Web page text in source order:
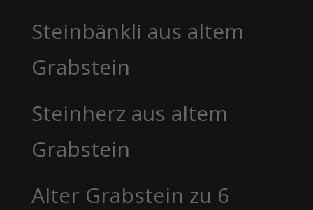
Steinbänkli aus altem
Grabstein
Steinherz aus altem
Grabstein
Alter Grabstein zu 6